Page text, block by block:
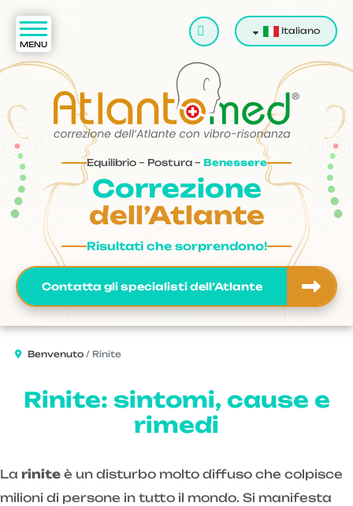
Equilibrio – Postura – Benessere
Correzione
dell’Atlante
Risultati che sorprendono!
Contatta gli specialisti dell’Atlante
Cerca Italiano
Benvenuto Rinite
Rinite: sintomi, cause e
rimedi
La rinite è un disturbo molto diffuso che colpisce
milioni di persone in tutto il mondo. Si manifesta